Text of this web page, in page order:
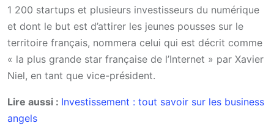
1 200 startups et plusieurs investisseurs du numérique
et dont le but est d’attirer les jeunes pousses sur le
territoire français, nommera celui qui est décrit comme
« la plus grande star française de l’Internet » par Xavier
Niel, en tant que vice-président.
Lire aussi : Investissement : tout savoir sur les business
angels